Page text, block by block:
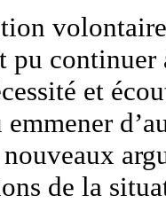
volontaire
pu continuer
et
emmener
de la